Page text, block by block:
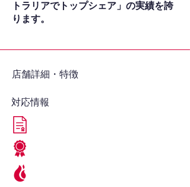
トラリアでトップシェア」の実績を誇
ります。
​店舗詳細・特徴
対応情報